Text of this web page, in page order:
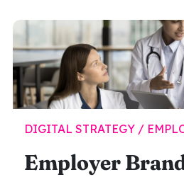
DIGITAL STRATEGY /
Employer